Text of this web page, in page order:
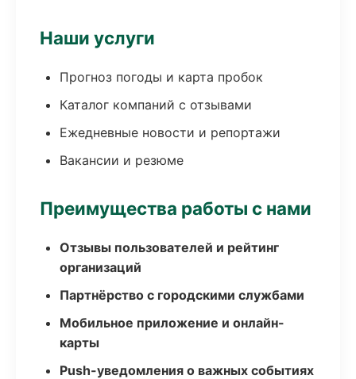
Наши услуги
Прогноз погоды и карта пробок
Каталог компаний с отзывами
Ежедневные новости и репортажи
Вакансии и резюме
Преимущества работы с нами
Отзывы пользователей и рейтинг
организаций
Партнёрство с городскими службами
Мобильное приложение и онлайн-
карты
Push-уведомления о важных событиях